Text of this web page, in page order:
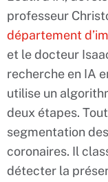
professeur
département
et le docteur
recherche en IA
utilise un
deux étapes.
segmentation
coronaires. Il
détecter la